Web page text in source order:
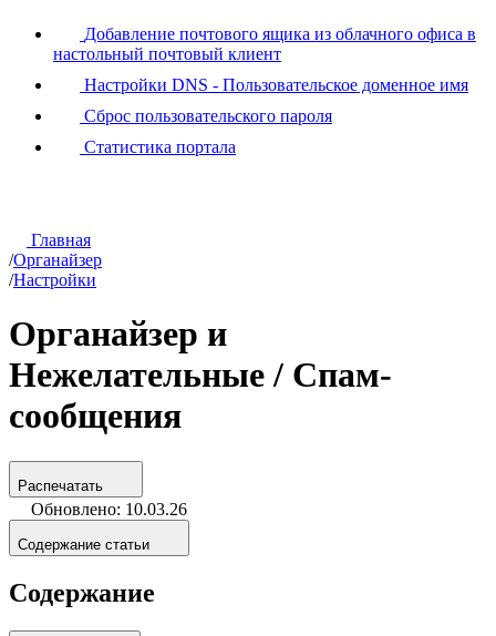
Добавление почтового ящика из облачного офиса в
настольный почтовый клиент
Настройки DNS - Пользовательское доменное имя
Сброс пользовательского пароля
Статистика портала
Главная
/Органайзер
/Настройки
Органайзер и
Нежелательные / Спам-
сообщения
Распечатать
Обновлено: 10.03.26
Содержание статьи
Содержание